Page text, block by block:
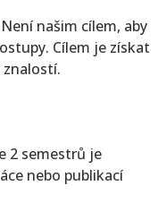
našim cílem, aby
Cílem je získat
2 semestrů je
nebo publikací